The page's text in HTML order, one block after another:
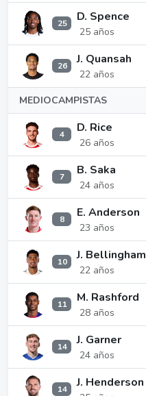
25 D. Spence
25 años
26 J. Quansah
22 años
MEDIOCAMPISTAS
4 D. Rice
26 años
7 B. Saka
24 años
8 E. Anderson
23 años
10 J. Bellingham
22 años
11 M. Rashford
28 años
14 J. Garner
24 años
14 J. Henderson